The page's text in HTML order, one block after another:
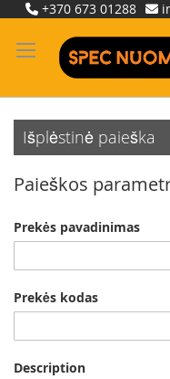
Skip
Content
+370 673 01288
Išplėstinė paieška
Paieškos
Prekės pavadinimas
Prekės kodas
Description